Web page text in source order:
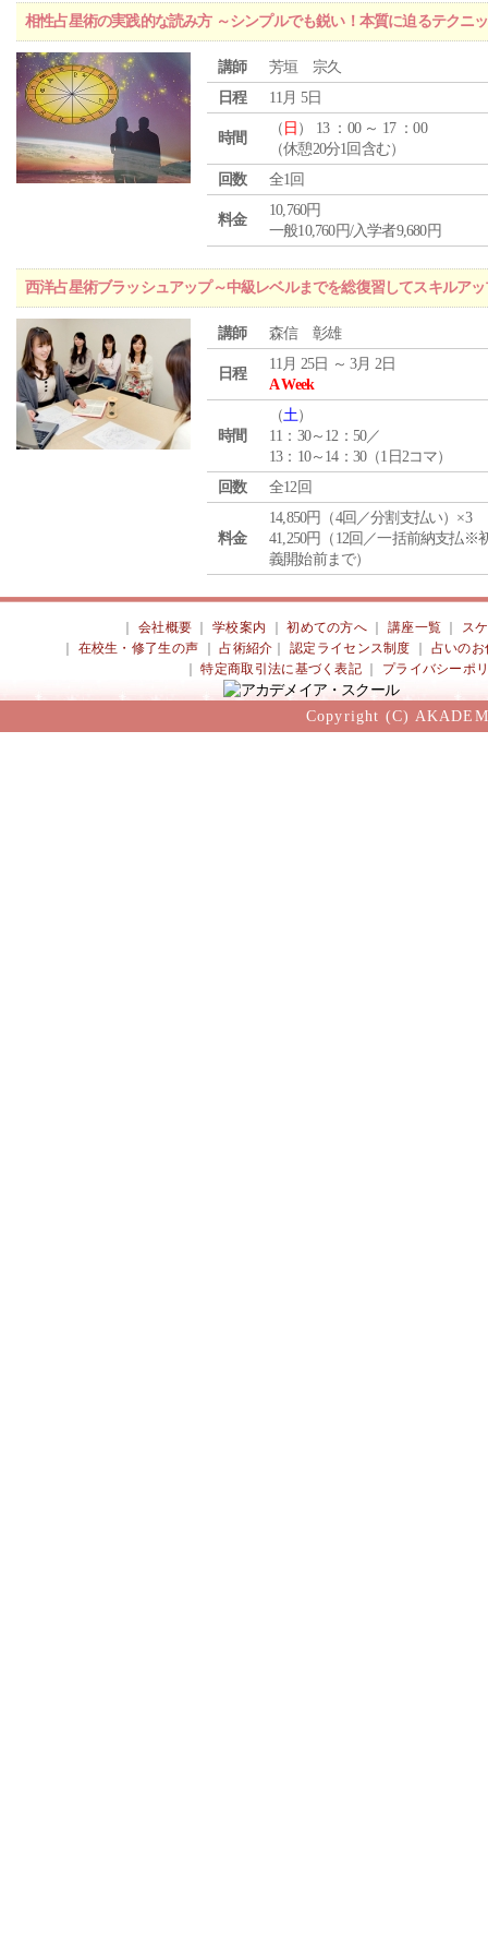
相性占星術の実践的な読み方 ～シンプルでも鋭い！本質に迫るテクニ
講師
芳垣 宗久
日程
11月 5日
時間
（ 日 ） 13 ：00 ～ 17 ：00
（休憩20分1回含む）
回数
全1回
料金
10,760円
一般10,760円/入学者9,680円
西洋占星術ブラッシュアップ～中級レベルまでを総復習してスキルア
講師 森信 彰雄
日程
11月 25日 ～ 3月 2日
A Week
時間
（土）
11：30～12：50／
13：10～14：30（1日2コマ）
回数
全12回
料金
14,850円（4回／分割支払い）×3
41,250円（12回／一括前納支払※
義開始前まで）
会社概要 ｜学校案内 ｜初めての方へ 講座一覧
ス
在校生・修了生の声 ｜占術紹介 ｜認定ライセンス制度
占いのお
｜特定商取引法に基づく表記 プライバシーポ
Copyright (C)